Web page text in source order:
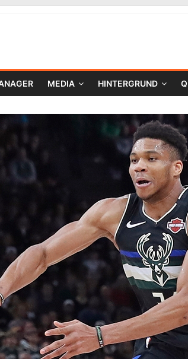
MEDIA HINTERGRUND